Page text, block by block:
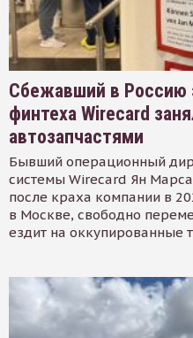
Сбежавший в Россию
финтеха Wirecard
автозапчастями
Бывший операционный
системы Wirecard Ян
после краха компании в
в Москве, свободно
ездит на оккупированные